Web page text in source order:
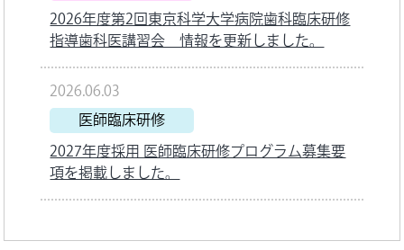
2026年度第2回東京科学大学病院歯科臨床研修
指導歯科医講習会 情報を更新しました。
2026.06.03
医師臨床研修
2027年度採用 医師臨床研修プログラム募集要
項を掲載しました。